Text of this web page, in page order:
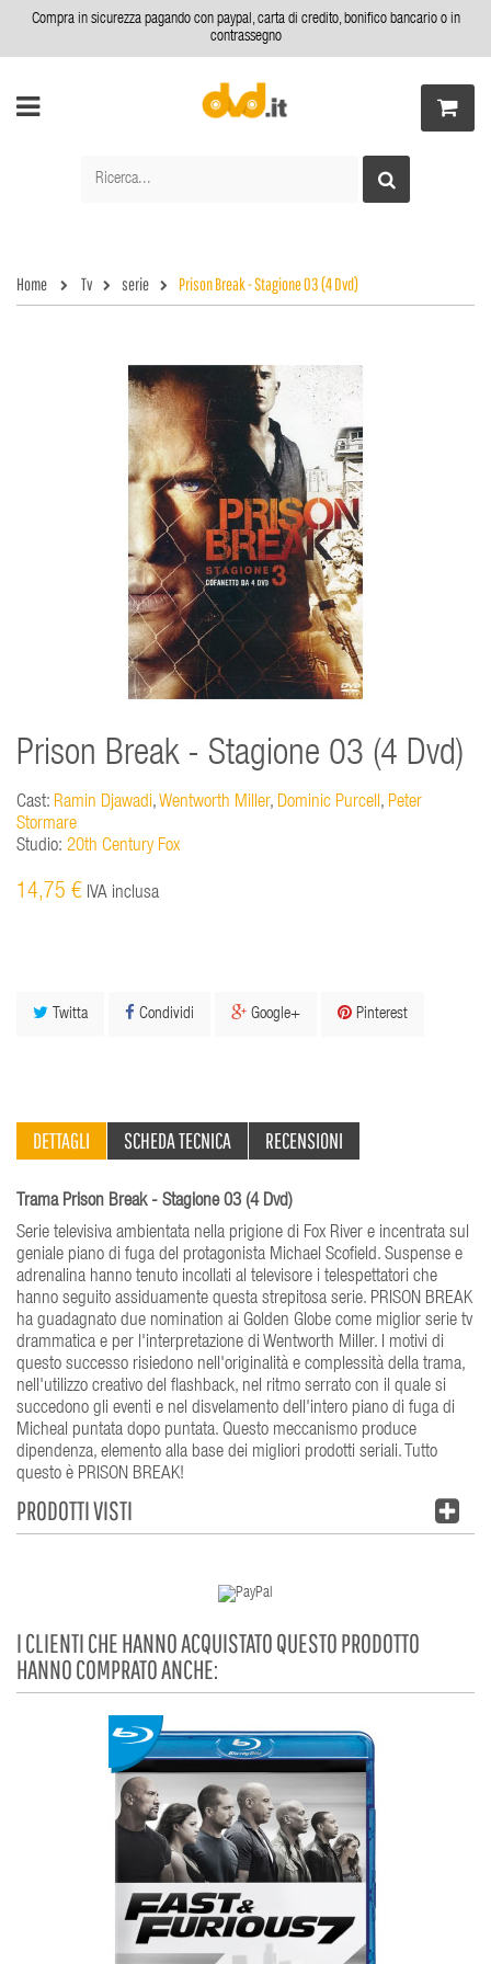
Compra in sicurezza pagando con paypal, carta di credito, bonifico bancario o in
contrassegno
Home Tv serie Prison Break - Stagione 03 (4 Dvd)
Prison Break - Stagione 03 (4 Dvd)
Cast: Ramin Djawadi,Wentworth Miller, Dominic Purcell, Peter
Stormare
Studio: 20th Century Fox
14,75 € IVA inclusa
Twitta Condividi Google+ Pinterest
DETTAGLI SCHEDA TECNICA RECENSIONI
Trama Prison Break - Stagione 03 (4 Dvd)
Serie televisiva ambientata nella prigione di Fox River e incentrata sul
geniale piano di fuga del protagonista Michael Scofield. Suspense e
adrenalina hanno tenuto incollati al televisore i telespettatori che
hanno seguito assiduamente questa strepitosa serie. PRISON BREAK
ha guadagnato due nomination ai Golden Globe come miglior serie tv
drammatica e per l'interpretazione di Wentworth Miller. I motivi di
questo successo risiedono nell'originalità e complessità della trama,
nell'utilizzo creativo del flashback, nel ritmo serrato con il quale si
succedono gli eventi e nel disvelamento dell'intero piano di fuga di
Micheal puntata dopo puntata. Questo meccanismo produce
dipendenza, elemento alla base dei migliori prodotti seriali. Tutto
questo è PRISON BREAK!
PRODOTTI VISTI
I CLIENTI CHE HANNO ACQUISTATO QUESTO PRODOTTO
HANNO COMPRATO ANCHE: